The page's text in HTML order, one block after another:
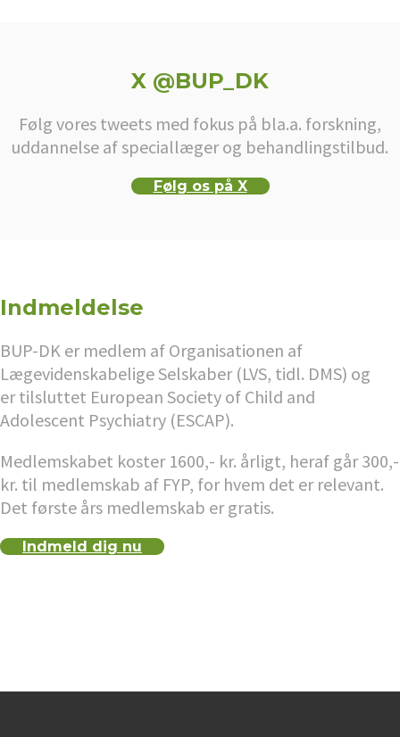
X @BUP_DK
Følg vores tweets med fokus på bla.a. forskning,
uddannelse af speciallæger og behandlingstilbud.
Følg os på X
Indmeldelse
BUP-DK er medlem af Organisationen af
Lægevidenskabelige Selskaber (LVS, tidl. DMS) og
er tilsluttet European Society of Child and
Adolescent Psychiatry (ESCAP).
Medlemskabet koster 1600,- kr. årligt, heraf går 300,-
kr. til medlemskab af FYP, for hvem det er relevant.
Det første års medlemskab er gratis.
Indmeld dig nu